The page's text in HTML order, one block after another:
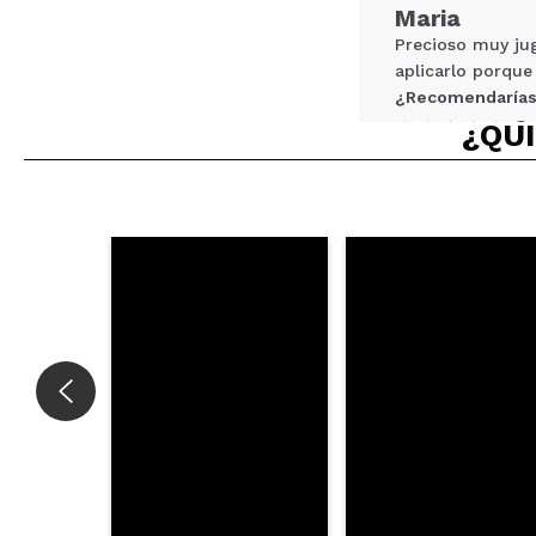
Maria
Precioso muy
aplicarlo
|